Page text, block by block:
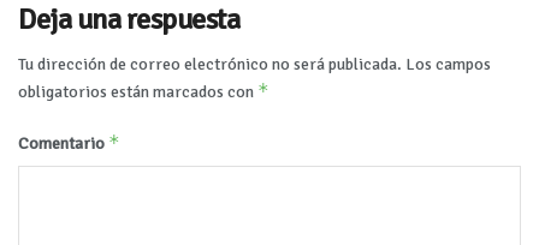
Deja una respuesta
Tu dirección de correo electrónico no será publicada. Los campos
obligatorios están marcados con *
Comentario *